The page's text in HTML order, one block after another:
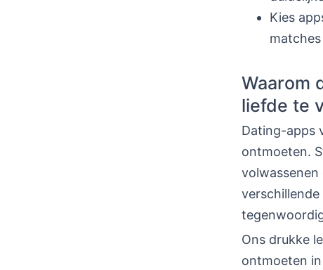
Kies
Waarom
liefde te
Dating-apps
ontmoeten.
Ons drukke
ontmoeten